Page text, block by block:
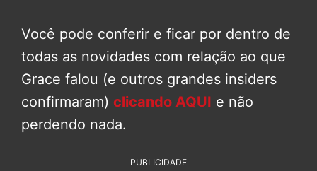
Você pode conferir e ficar por dentro de
todas as novidades com relação ao que
Grace falou (e outros grandes insiders
confirmaram) clicando AQUI e não
perdendo nada.
PUBLICIDADE